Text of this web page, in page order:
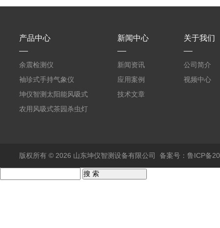
产品中心
余震检测仪
袖珍式手持气象仪
坤仪智测太阳能风吸式
杀虫灯
农用风吸式茶园杀虫灯
新闻中心
新闻资讯
应用案例
技术文章
关于我们
公司简介
视频中心
版权所有 © 2026 山东坤仪智测设备有限公司 备案号：鲁ICP备